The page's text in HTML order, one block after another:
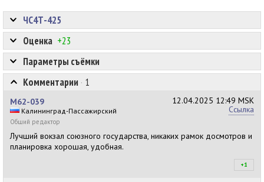
Оценка +23
ЧС4Т-425
Параметры съёмки
Комментарии · 1
12.04.2025 12:49 MSK
Ссылка
М62-039
Калининград-Пассажирский
Общий редактор
Лучший вокзал союзного государства, никаких рамок досмотров и
планировка хорошая, удобная.
+1